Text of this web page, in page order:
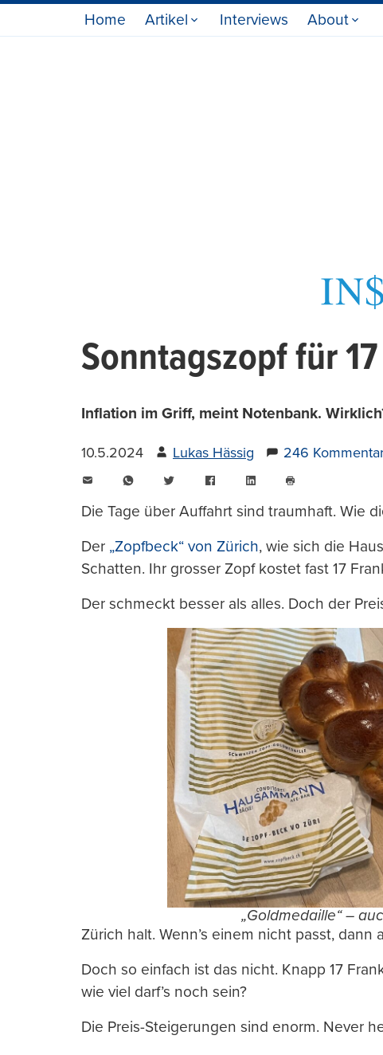
Home Artikel Interviews About
Sonntagszopf für
Inflation im Griff, meint Notenbank.
10.5.2024 Lukas Hässig 246
WhatsAppTwitter FacebookLinkedIn
drucken
Die Tage über Auffahrt sind traumhaft. Wie
Der „Zopfbeck“ von Zürich, wie sich die
Schatten. Ihr grosser Zopf kostet fast 17
Der schmeckt besser als alles. Doch der
„Goldmedaille“ –
Zürich halt. Wenn’s einem nicht passt, dann
Doch so einfach ist das nicht. Knapp 17
wie viel darf’s noch sein?
Die Preis-Steigerungen sind enorm. Never